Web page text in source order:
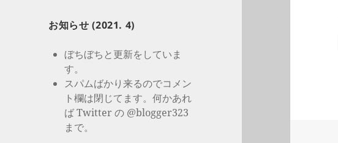
展
お知らせ (2021. 4)
ぼちぼちと更新をしていま
す。
スパムばかり来るのでコメン
ト欄は閉じてます。何かあれ
ば Twitter の @blogger323
まで。